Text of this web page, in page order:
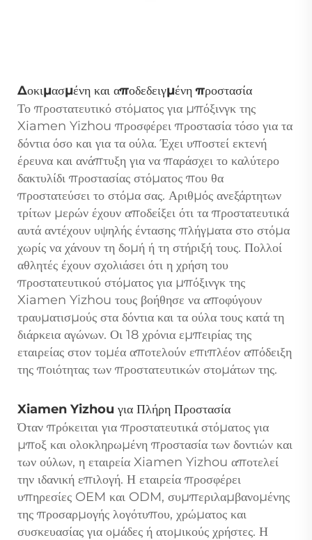
Δοκιμασμένη και αποδεδειγμένη προστασία
Το προστατευτικό στόματος για μπόξινγκ της
Xiamen Yizhou προσφέρει προστασία τόσο για τα
δόντια όσο και για τα ούλα. Έχει υποστεί εκτενή
έρευνα και ανάπτυξη για να παράσχει το καλύτερο
δακτυλίδι προστασίας στόματος που θα
προστατεύσει το στόμα σας. Αριθμός ανεξάρτητων
τρίτων μερών έχουν αποδείξει ότι τα προστατευτικά
αυτά αντέχουν υψηλής έντασης πλήγματα στο στόμα
χωρίς να χάνουν τη δομή ή τη στήριξή τους. Πολλοί
αθλητές έχουν σχολιάσει ότι η χρήση του
προστατευτικού στόματος για μπόξινγκ της
Xiamen Yizhou τους βοήθησε να αποφύγουν
τραυματισμούς στα δόντια και τα ούλα τους κατά τη
διάρκεια αγώνων. Οι 18 χρόνια εμπειρίας της
εταιρείας στον τομέα αποτελούν επιπλέον απόδειξη
της ποιότητας των προστατευτικών στομάτων της.
Xiamen Yizhou για Πλήρη Προστασία
Όταν πρόκειται για προστατευτικά στόματος για
μποξ και ολοκληρωμένη προστασία των δοντιών και
των ούλων, η εταιρεία Xiamen Yizhou αποτελεί
την ιδανική επιλογή. Η εταιρεία προσφέρει
υπηρεσίες OEM και ODM, συμπεριλαμβανομένης
της προσαρμογής λογότυπου, χρώματος και
συσκευασίας για ομάδες ή ατομικούς χρήστες. Η